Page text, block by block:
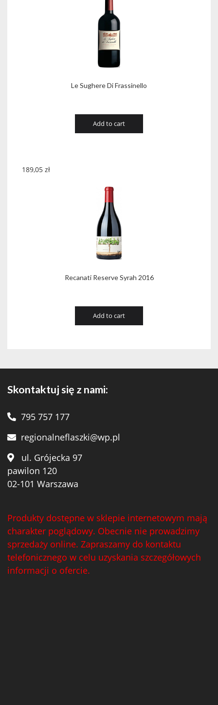
Le Sughere Di Frassinello
Add to cart
Recanati Reserve Syrah 2016
189,05 zł
Add to cart
Skontaktuj się z nami:
795 757 177
regionalneflaszki@wp.pl
ul. Grójecka 97
pawilon 120
02-101 Warszawa
Produkty dostępne w sklepie internetowym mają
charakter poglądowy. Obecnie nie prowadzimy
sprzedaży online. Zapraszamy do kontaktu
telefonicznego w celu uzyskania szczegółowych
informacji o ofercie.